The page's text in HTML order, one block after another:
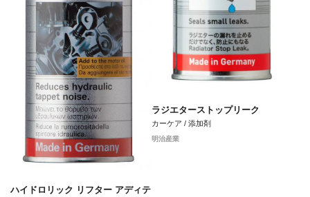
ハイドロリック リフター アディテ
ラジエターストップリーク
カーケア / 添加剤
明治産業